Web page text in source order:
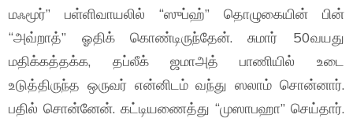
மஃமூர்” பள்ளிவாயலில் “ஸுப்ஹ்” தொழுகையின் பின்
“அவ்றாத்” ஓதிக் கொண்டிருந்தேன். சுமார் 50வயது
மதிக்கத்தக்க, தப்லீக் ஜமாஅத் பாணியில் உடை
உடுத்திருந்த ஒருவர் என்னிடம் வந்து ஸலாம் சொன்னார்.
பதில் சொன்னேன். கட்டியணைத்து “முஸாபஹா” செய்தார்.